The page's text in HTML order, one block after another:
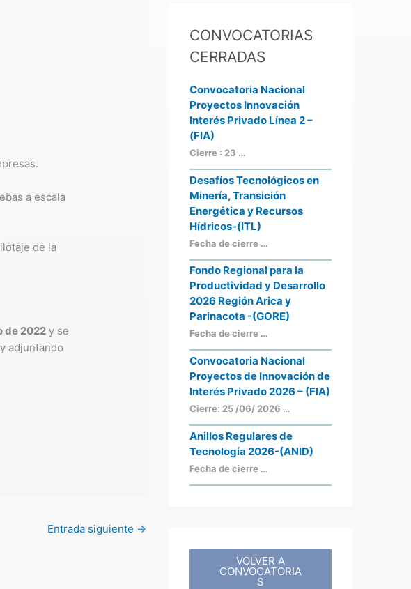
a escala
de la
de 2022 y se
adjuntando
Entrada siguiente →
CONVOCATORIAS
CERRADAS
Convocatoria Nacional
Proyectos Innovación
Interés Privado Línea 2 –
(FIA)
Cierre : 23 …
Desafíos Tecnológicos en
Minería, Transición
Energética y Recursos
Hídricos-(ITL)
Fecha de cierre …
Fondo Regional para la
Productividad y Desarrollo
2026 Región Arica y
Parinacota -(GORE)
Fecha de cierre …
Convocatoria Nacional
Proyectos de Innovación de
Interés Privado 2026 – (FIA)
Cierre: 25 /06/ 2026 …
Anillos Regulares de
Tecnología 2026-(ANID)
Fecha de cierre …
VOLVER A
CONVOCATORIA
S